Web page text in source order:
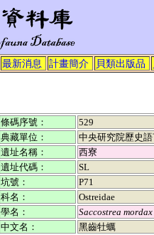
最新消息 計畫簡介 貝類出版品
條碼序號：
529
典藏單位：
中央研究院歷史
遺址名稱：
西寮
遺址代碼：
SL
坑號：
P71
科名：
Ostreidae
學名：
Saccostrea mordax
中文名：
黑齒牡蠣